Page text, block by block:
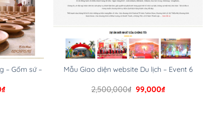
– Gốm sứ –
₫Giá
Mẫu Giao diện website Du lịch – Event 6
2,500,000₫ Giá
gốc
99,000₫Giá